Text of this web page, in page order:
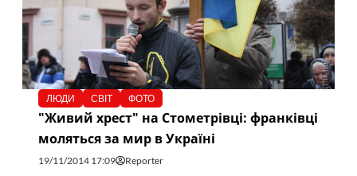
ЛЮДИ СВІТ ФОТО
"Живий хрест" на Стометрівці: франківці
моляться за мир в Україні
19/11/2014 17:09 Reporter